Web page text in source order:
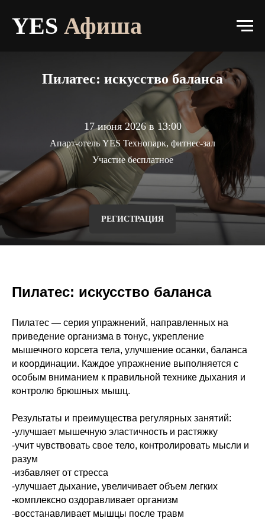
Афиша
Афиша
YES Афиша
Пилатес: искусство баланса
17 июня 2026 в 13:00
Апарт-отель YES Технопарк, фитнес-зал
Участие бесплатное
РЕГИСТРАЦИЯ
Пилатес: искусство баланса
Пилатес — серия упражнений, направленных на
приведение организма в тонус, укрепление
мышечного корсета тела, улучшение осанки, баланса
и координации. Каждое упражнение выполняется с
особым вниманием к правильной технике дыхания и
контролю брюшных мышц.
Результаты и преимущества регулярных занятий:
-улучшает мышечную эластичность и растяжку
-учит чувствовать свое тело, контролировать мысли и
разум
-избавляет от стресса
-улучшает дыхание, увеличивает объем легких
-комплексно оздоравливает организм
-восстанавливает мышцы после травм